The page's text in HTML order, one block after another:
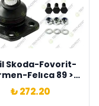
Skoda-Fovorit-
Felıca 89 >
115420240-
6U0407365
₺ 272.20